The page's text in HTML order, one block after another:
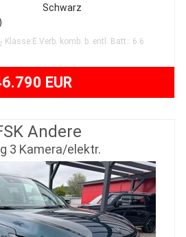
Schwarz
2 Klasse:E Verb. komb. b. entl. Batt.: 6.6
EUR
Andere
3 Kamera/elektr.